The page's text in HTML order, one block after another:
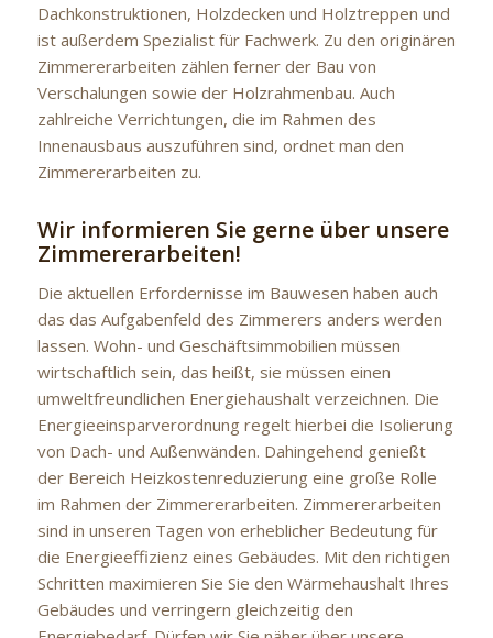
Dachkonstruktionen, Holzdecken und Holztreppen und
ist außerdem Spezialist für Fachwerk. Zu den originären
Zimmererarbeiten zählen ferner der Bau von
Verschalungen sowie der Holzrahmenbau. Auch
zahlreiche Verrichtungen, die im Rahmen des
Innenausbaus auszuführen sind, ordnet man den
Zimmererarbeiten zu.
Wir informieren Sie gerne über unsere
Zimmererarbeiten!
Die aktuellen Erfordernisse im Bauwesen haben auch
das das Aufgabenfeld des Zimmerers anders werden
lassen. Wohn- und Geschäftsimmobilien müssen
wirtschaftlich sein, das heißt, sie müssen einen
umweltfreundlichen Energiehaushalt verzeichnen. Die
Energieeinsparverordnung regelt hierbei die Isolierung
von Dach- und Außenwänden. Dahingehend genießt
der Bereich Heizkostenreduzierung eine große Rolle
im Rahmen der Zimmererarbeiten. Zimmererarbeiten
sind in unseren Tagen von erheblicher Bedeutung für
die Energieeffizienz eines Gebäudes. Mit den richtigen
Schritten maximieren Sie Sie den Wärmehaushalt Ihres
Gebäudes und verringern gleichzeitig den